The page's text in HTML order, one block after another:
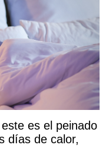
es el peinado
días de calor,